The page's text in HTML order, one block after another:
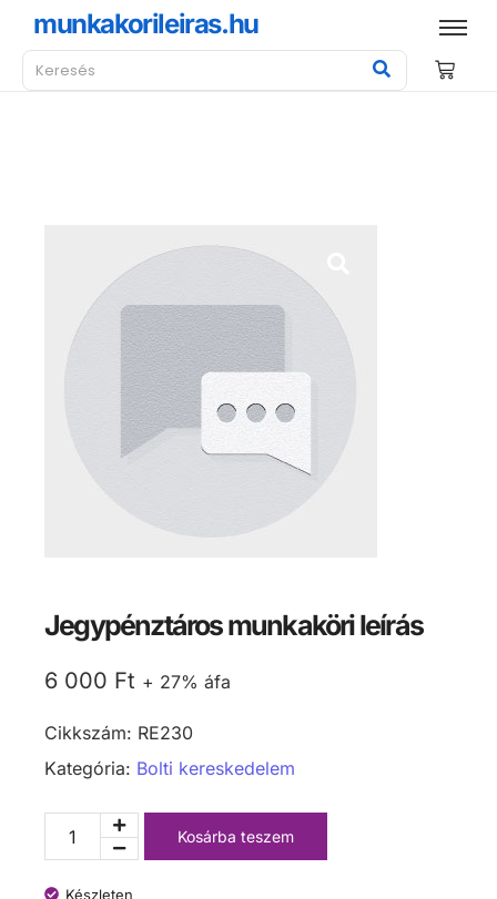
munkakorileiras.hu
Jegypénztáros munkaköri leírás
6 000 Ft + 27% áfa
Cikkszám: RE230
Kategória: Bolti kereskedelem
Kosárba teszem
Készleten